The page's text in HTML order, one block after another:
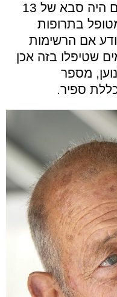
קשר עם משפחתו בארץ. חיים היה סבא של 13
בתרופות
אם הרשימות
שטיפלו בזה אכן
מספר
ספיר.